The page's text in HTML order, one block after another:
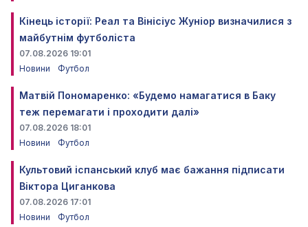
Кінець історії: Реал та Вінісіус Жуніор визначилися з
майбутнім футболіста
07.08.2026 19:01
Новини
Футбол
Матвій Пономаренко: «Будемо намагатися в Баку
теж перемагати і проходити далі»
07.08.2026 18:01
Новини
Футбол
Культовий іспанський клуб має бажання підписати
Віктора Циганкова
07.08.2026 17:01
Новини
Футбол